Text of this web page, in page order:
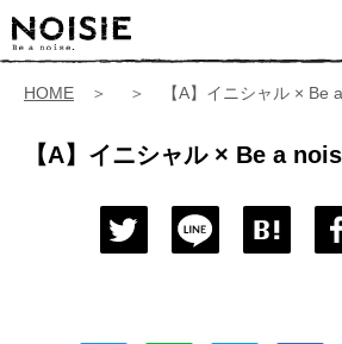
HOME ＞ ＞ 【A】イニシャル × Be a
【A】イニシャル × Be a